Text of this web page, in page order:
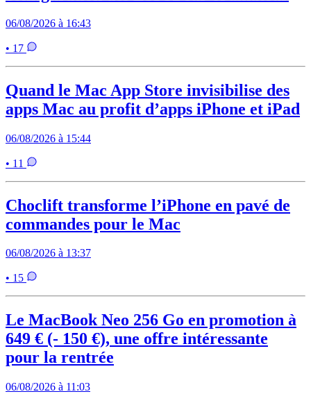
06/08/2026 à 16:43
• 17
Quand le Mac App Store invisibilise des
apps Mac au profit d’apps iPhone et iPad
06/08/2026 à 15:44
• 11
Choclift transforme l’iPhone en pavé de
commandes pour le Mac
06/08/2026 à 13:37
• 15
Le MacBook Neo 256 Go en promotion à
649 € (- 150 €), une offre intéressante
pour la rentrée
06/08/2026 à 11:03